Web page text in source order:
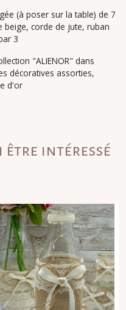
(à poser sur la table) de 7
beige, corde de jute, ruban
3
"ALIENOR" dans
décoratives assorties,
d'or
être intéressé